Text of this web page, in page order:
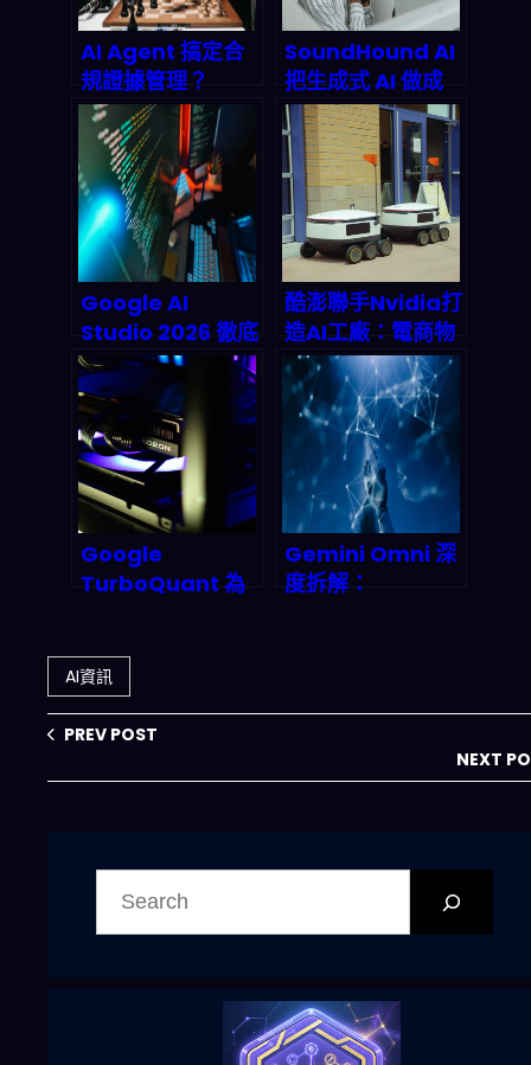
AI Agent 搞定合
規證據管理？
Trustero 用多代
理系統把審計成本
砍半
SoundHound AI
把生成式 AI 做成
「可跑業務」的
Agentic 平台：
2026 通訊與保險
客服自動化下一波
怎麼接
Google AI
Studio 2026 徹底
評測：這波低代碼
革命值得跟嗎？深
度解析、數據預測
與實戰攻略
酷澎聯手Nvidia打
造AI工廠：電商物
流的下一場算力革
命正在引爆
Google
TurboQuant 為
卡在記憶體？
2026 邊緣推理的
真實取捨
Gemini Omni 深
度拆解：
AI資訊
PREV POST
NEXT